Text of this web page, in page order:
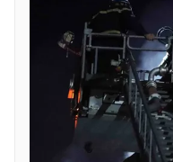
Giấy phép hoạt động báo
cấp ngày 29/12/2023
Tổng Biên tập:Vũ Thanh
Phó Tổng Biên tập:
Nguyễn Trọng Ninh
Tổng đài VTV:024.38 355
Ðiện thoại Thời báo VTV: